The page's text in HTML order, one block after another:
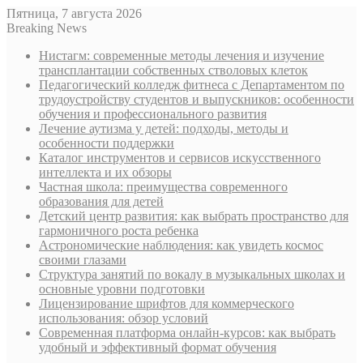
Пятница, 7 августа 2026
Breaking News
Нистагм: современные методы лечения и изучение
трансплантации собственных стволовых клеток
Педагогический колледж фитнеса с Департаментом по
трудоустройству студентов и выпускников: особенности
обучения и профессионального развития
Лечение аутизма у детей: подходы, методы и
особенности поддержки
Каталог инструментов и сервисов искусственного
интеллекта и их обзоры
Частная школа: преимущества современного
образования для детей
Детский центр развития: как выбрать пространство для
гармоничного роста ребенка
Астрономические наблюдения: как увидеть космос
своими глазами
Структура занятий по вокалу в музыкальных школах и
основные уровни подготовки
Лицензирование шрифтов для коммерческого
использования: обзор условий
Современная платформа онлайн-курсов: как выбрать
удобный и эффективный формат обучения